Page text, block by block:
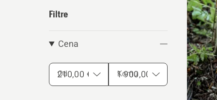
Filtre
Cena
Od Komu